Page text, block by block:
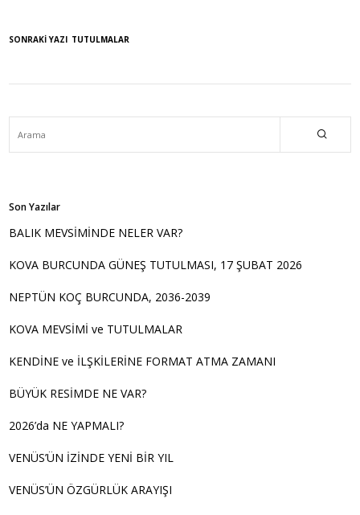
SONRAKI YAZI TUTULMALAR
Son Yazılar
BALIK MEVSİMİNDE NELER VAR?
KOVA BURCUNDA GÜNEŞ TUTULMASI, 17 ŞUBAT 2026
NEPTÜN KOÇ BURCUNDA, 2036-2039
KOVA MEVSİMİ ve TUTULMALAR
KENDİNE ve İLŞKİLERİNE FORMAT ATMA ZAMANI
BÜYÜK RESİMDE NE VAR?
2026’da NE YAPMALI?
VENÜS’ÜN İZİNDE YENİ BİR YIL
VENÜS’ÜN ÖZGÜRLÜK ARAYIŞI